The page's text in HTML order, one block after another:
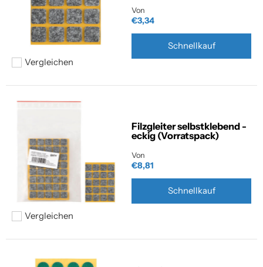
Hinzufügen zum vergleichen
Vergleichen
Von
€3,34
Schnellkauf
Hinzufügen zum vergleichen
Vergleichen
Filzgleiter selbstklebend -
eckig (Vorratspack)
Von
€8,81
Schnellkauf